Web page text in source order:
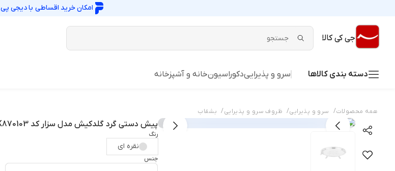
امکان خرید اقساطی بادیجی پی
جی کی کالا
دسته بندی کالاها سرو و پذیراییدکوراسیونخانه و آشپزخانه
همه محصولات/ سرو و پذیرایی/ ظروف سرو و پذیرایی/ بشقاب
پیش دستی گرد گلدکیش مدل سزار کد GK870103
رنگ
نقره ای
جنس